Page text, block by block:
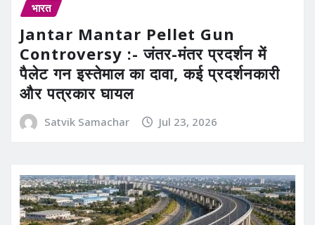
भारत
Jantar Mantar Pellet Gun
Controversy :- जंतर-मंतर प्रदर्शन में
पैलेट गन इस्तेमाल का दावा, कई प्रदर्शनकारी
और पत्रकार घायल
Satvik Samachar Jul 23, 2026